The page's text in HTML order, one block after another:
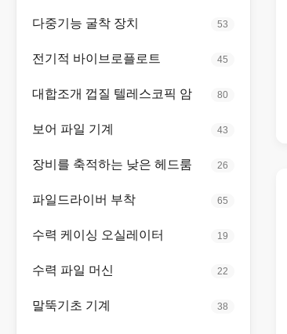
다중기능 굴착 장치 53
전기적 바이브로플로트 45
대합조개 껍질 텔레스코픽 암 80
보어 파일 기계 43
장비를 축적하는 낮은 헤드룸 26
파일드라이버 부착 65
수력 케이싱 오실레이터 19
수력 파일 머신 22
말뚝기초 기계 38